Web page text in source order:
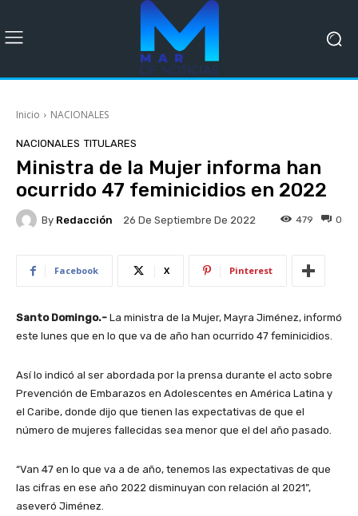
Inicio NACIONALES
NACIONALES TITULARES
Ministra de la Mujer informa han
ocurrido 47 feminicidios en 2022
By Redacción 26 De Septiembre De 2022 0
479
Facebook X Pinterest
Santo Domingo.- La ministra de la Mujer, Mayra Jiménez, informó
este lunes que en lo que va de año han ocurrido 47 feminicidios.
Así lo indicó al ser abordada por la prensa durante el acto sobre
Prevención de Embarazos en Adolescentes en América Latina y
el Caribe, donde dijo que tienen las expectativas de que el
número de mujeres fallecidas sea menor que el del año pasado.
“Van 47 en lo que va a de año, tenemos las expectativas de que
las cifras en ese año 2022 disminuyan con relación al 2021”,
aseveró Jiménez.